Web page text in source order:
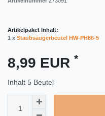
Artikelpaket Inhalt:
1 x Staubsaugerbeutel HW-PH86-5
8,99 EUR *
Inhalt 5 Beutel